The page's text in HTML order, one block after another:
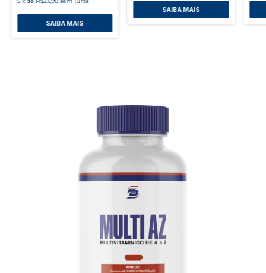
SAIBA MAIS
SAIBA MAIS